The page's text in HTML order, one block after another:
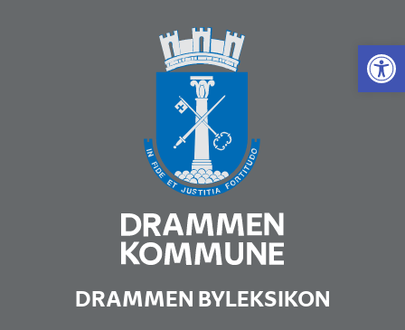
Vis
DRAMMEN BYLEKSIKON